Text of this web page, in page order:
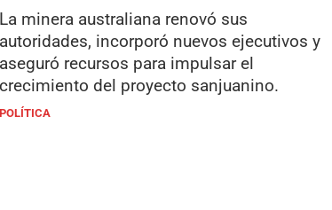
La minera australiana renovó sus
autoridades, incorporó nuevos ejecutivos y
aseguró recursos para impulsar el
crecimiento del proyecto sanjuanino.
POLÍTICA